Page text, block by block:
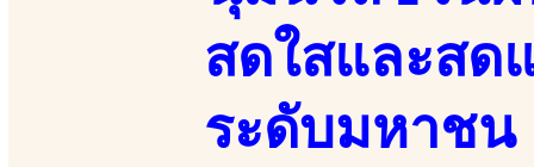
สดใสและสด
ระดับมหาชน